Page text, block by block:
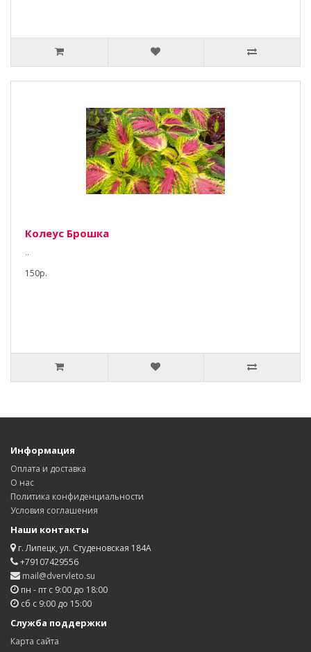
Колеус Брошка
..
150р.
Информация
Оплата и доставка
О нас
Политика конфиденциальности
Условия соглашения
Наши контакты
г. Липецк, ул. Студеновская 184А
+79107429556
mail@dvervleto.su
пн - пт с 9:00 до 18:00
сб с 9:00 до 15:00
Служба поддержки
Карта сайта